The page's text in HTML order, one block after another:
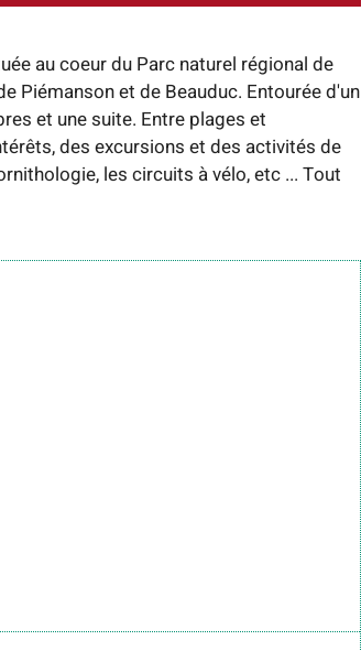
au coeur du Parc naturel régional de
Piémanson et de Beauduc. Entourée d'un
et une suite. Entre plages et
des excursions et des activités de
les circuits à vélo, etc ... Tout